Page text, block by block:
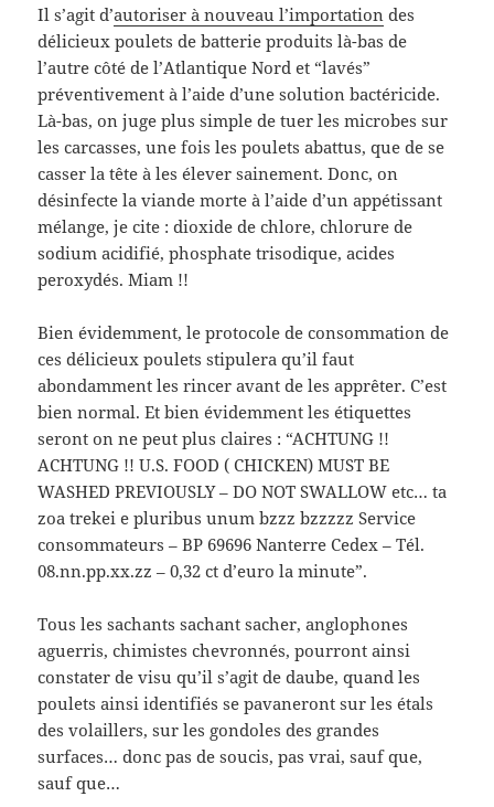
Il s’agit d’autoriser à nouveau l’importation des
délicieux poulets de batterie produits là-bas de
l’autre côté de l’Atlantique Nord et “lavés”
préventivement à l’aide d’une solution bactéricide.
Là-bas, on juge plus simple de tuer les microbes sur
les carcasses, une fois les poulets abattus, que de se
casser la tête à les élever sainement. Donc, on
désinfecte la viande morte à l’aide d’un appétissant
mélange, je cite : dioxide de chlore, chlorure de
sodium acidifié, phosphate trisodique, acides
peroxydés. Miam !!
Bien évidemment, le protocole de consommation de
ces délicieux poulets stipulera qu’il faut
abondamment les rincer avant de les apprêter. C’est
bien normal. Et bien évidemment les étiquettes
seront on ne peut plus claires : “ACHTUNG !!
ACHTUNG !! U.S. FOOD ( CHICKEN) MUST BE
WASHED PREVIOUSLY – DO NOT SWALLOW etc… ta
zoa trekei e pluribus unum bzzz bzzzzz Service
consommateurs – BP 69696 Nanterre Cedex – Tél.
08.nn.pp.xx.zz – 0,32 ct d’euro la minute”.
Tous les sachants sachant sacher, anglophones
aguerris, chimistes chevronnés, pourront ainsi
constater de visu qu’il s’agit de daube, quand les
poulets ainsi identifiés se pavaneront sur les étals
des volaillers, sur les gondoles des grandes
surfaces… donc pas de soucis, pas vrai, sauf que,
sauf que…